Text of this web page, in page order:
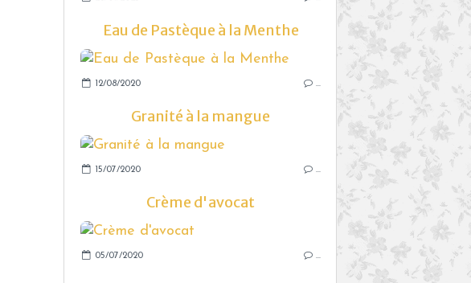
Eau de Pastèque à la Menthe
12/08/2020 …
Granité à la mangue
15/07/2020 …
Crème d'avocat
05/07/2020 …